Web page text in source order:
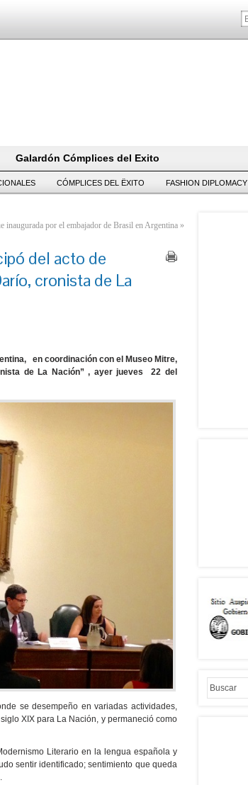
Galardón Cómplices del Exito
CÓMPLICES DEL ËXITO FASHION DIPLOMACY
inaugurada por el embajador de Brasil en Argentina »
del acto de
cronista de La
en coordinación con el Museo Mitre,
de La Nación” , ayer jueves 22 del
se desempeño en variadas actividades,
XIX para La Nación, y permaneció como
Literario en la lengua española y
sentir identificado; sentimiento que queda